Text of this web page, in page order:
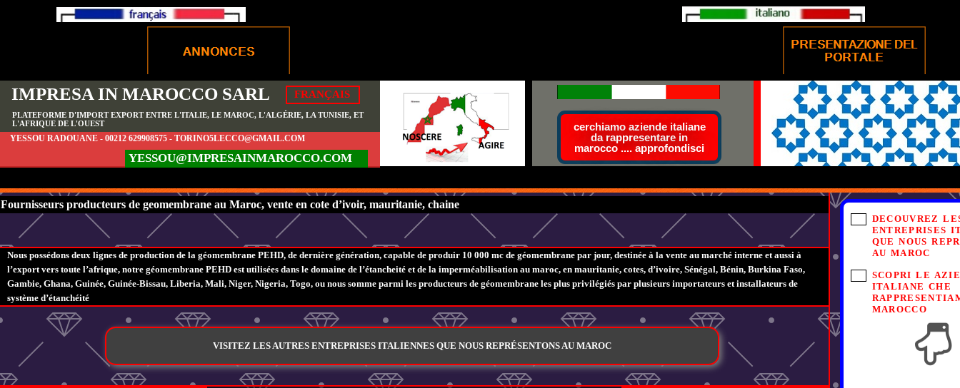
IMPRESA IN MAROCCO SARL FRANÇAIS
PLATEFORME D'IMPORT EXPORT ENTRE L'ITALIE, LE MAROC, L'ALGÉRIE, LA TUNISIE, ET
L'AFRIQUE DE L'OUEST
YESSOU RADOUANE - 00212 629908575 - TORINO5LECCO@GMAIL.COM
YESSOU@IMPRESAINMAROCCO.COM
cerchiamo aziende italiane
da rappresentare in
marocco .... approfondisci
DECOUVREZ
ENTREPRISES
QUE NOUS
AU MAROC
SCOPRI LE
ITALIANE CHE
MAROCCO
Fournisseurs producteurs de geomembrane au Maroc, vente en cote d’ivoir, mauritanie, chaine
Nous possédons deux lignes de production de la géomembrane PEHD, de dernière génération, capable de produir 10 000 mc de géomembrane par jour, destinée à la vente au marché interne et aussi à
l’export vers toute l’afrique, notre géomembrane PEHD est utilisées dans le domaine de l’étancheité et de la imperméabilisation au maroc, en mauritanie, cotes, d’ivoire, Sénégal, Bénin, Burkina Faso,
Gambie, Ghana, Guinée, Guinée-Bissau, Liberia, Mali, Niger, Nigeria, Togo, ou nous somme parmi les producteurs de géomembrane les plus privilégiés par plusieurs importateurs et installateurs de
système d’étanchéité
VISITEZ LES AUTRES ENTREPRISES ITALIENNES QUE NOUS REPRÉSENTONS AU MAROC